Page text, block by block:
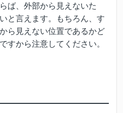
ば、外部から見えないた
と言えます。もちろん、す
ら見えない位置であるかど
すから注意してください。